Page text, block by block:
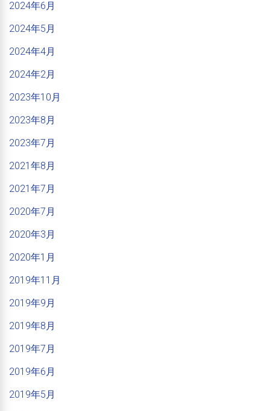
2024年6月
2024年5月
2024年4月
2024年2月
2023年10月
2023年8月
2023年7月
2021年8月
2021年7月
2020年7月
2020年3月
2020年1月
2019年11月
2019年9月
2019年8月
2019年7月
2019年6月
2019年5月